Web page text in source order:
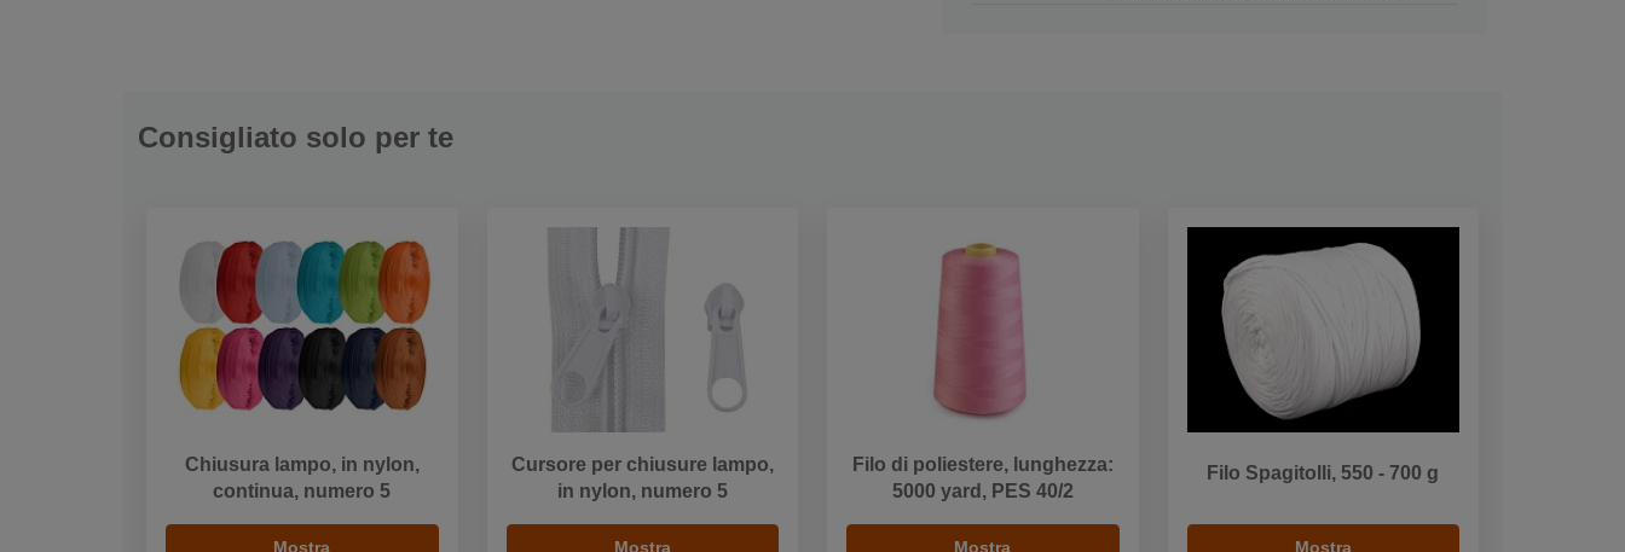
Consigliato solo per te
Chiusura lampo, in nylon,
continua, numero 5
Mostra
Cursore per chiusure lampo,
in nylon, numero 5
Mostra
Filo di poliestere, lunghezza:
5000 yard, PES 40/2
Mostra
Filo Spagitolli, 550 - 700 g
Mostra